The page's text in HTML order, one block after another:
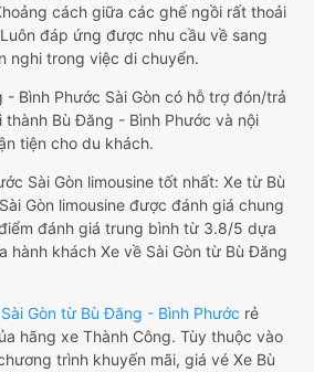
cách giữa các ghế ngồi rất thoải
đáp ứng được nhu cầu về sang
nghi trong việc di chuyển.
Bình Phước Sài Gòn có hỗ trợ đón/trả
thành Bù Đăng - Bình Phước và nội
tiện cho du khách.
Sài Gòn limousine tốt nhất: Xe từ Bù
Gòn limousine được đánh giá chung
đánh giá trung bình từ 3.8/5 dựa
hành khách Xe về Sài Gòn từ Bù Đăng
Gòn từ Bù Đăng - Bình Phước rẻ
hãng xe Thành Công. Tùy thuộc vào
trình khuyến mãi, giá vé Xe Bù